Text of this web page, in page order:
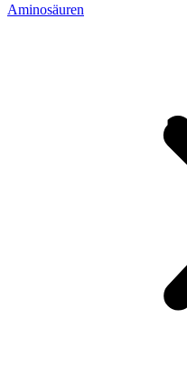
Aminosäuren